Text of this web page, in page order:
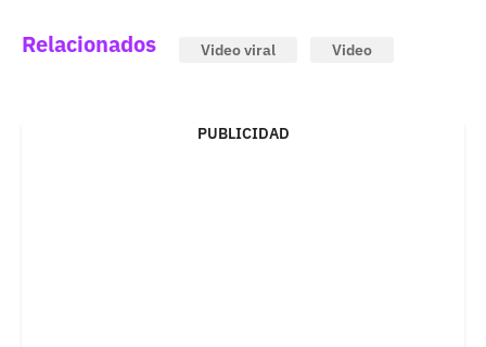
Relacionados Video viral Video
PUBLICIDAD